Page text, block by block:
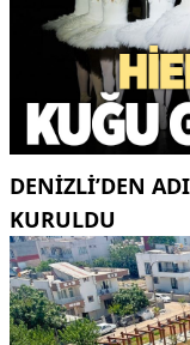
DENIZLI’DEN
KURULDU